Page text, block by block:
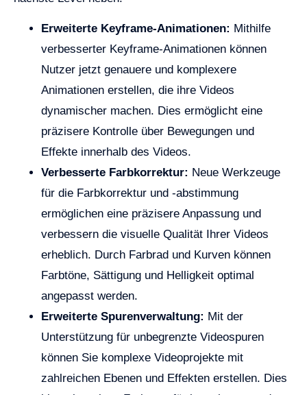
Erweiterte Keyframe-Animationen: Mithilfe
verbesserter Keyframe-Animationen können
Nutzer jetzt genauere und komplexere
Animationen erstellen, die ihre Videos
dynamischer machen. Dies ermöglicht eine
präzisere Kontrolle über Bewegungen und
Effekte innerhalb des Videos.
Verbesserte Farbkorrektur: Neue Werkzeuge
für die Farbkorrektur und -abstimmung
ermöglichen eine präzisere Anpassung und
verbessern die visuelle Qualität Ihrer Videos
erheblich. Durch Farbrad und Kurven können
Farbtöne, Sättigung und Helligkeit optimal
angepasst werden.
Erweiterte Spurenverwaltung: Mit der
Unterstützung für unbegrenzte Videospuren
können Sie komplexe Videoprojekte mit
zahlreichen Ebenen und Effekten erstellen. Dies